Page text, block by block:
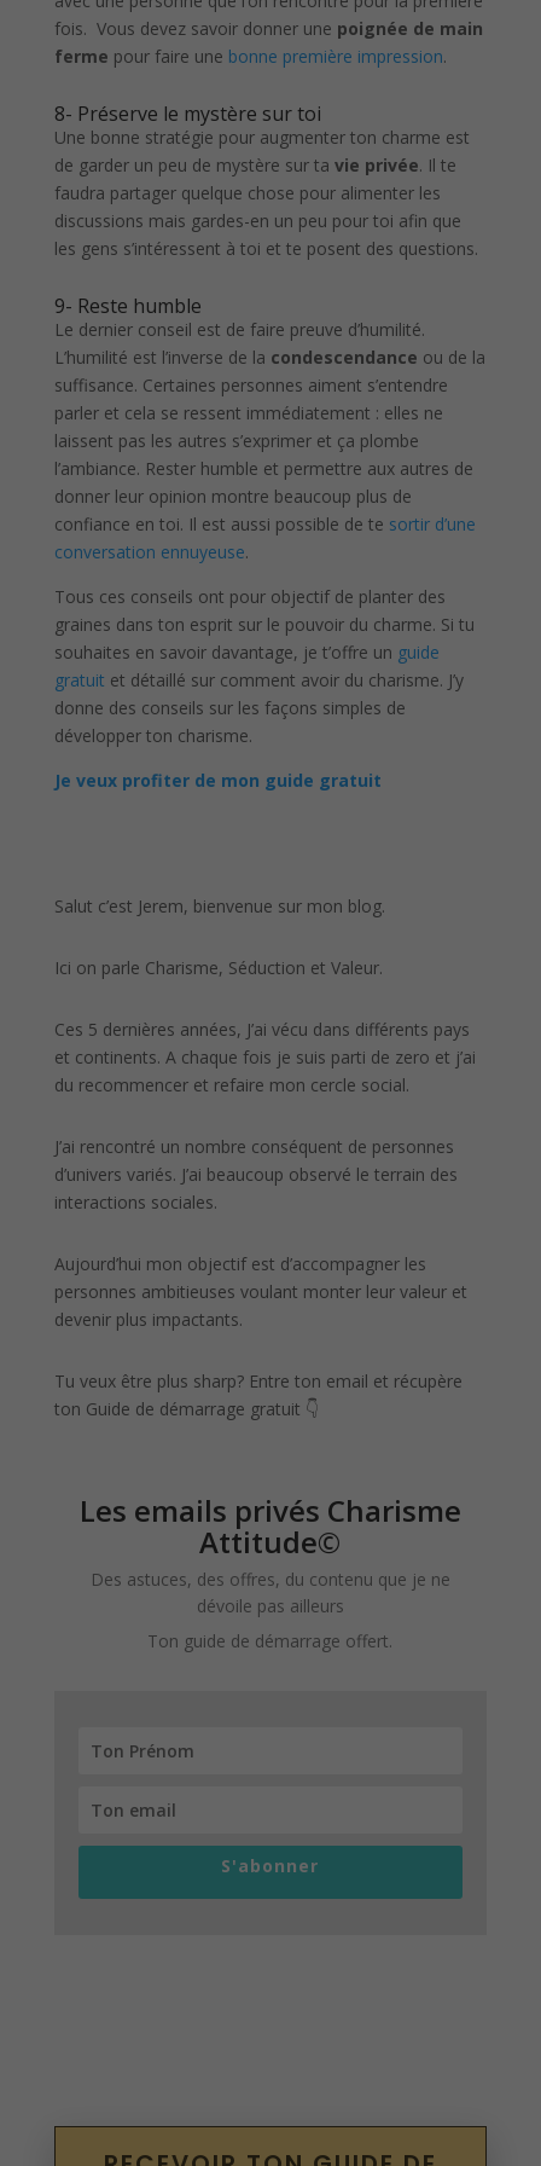
fois. Vous devez savoir donner une poignée de main
ferme pour faire une bonne première impression.
8- Préserve le mystère sur toi
Une bonne stratégie pour augmenter ton charme est
de garder un peu de mystère sur ta vie privée. Il te
faudra partager quelque chose pour alimenter les
discussions mais gardes-en un peu pour toi afin que
les gens s’intéressent à toi et te posent des questions.
9- Reste humble
Le dernier conseil est de faire preuve d’humilité.
L’humilité est l’inverse de la condescendance ou de la
suffisance. Certaines personnes aiment s’entendre
parler et cela se ressent immédiatement : elles ne
laissent pas les autres s’exprimer et ça plombe
l’ambiance. Rester humble et permettre aux autres de
donner leur opinion montre beaucoup plus de
confiance en toi. Il est aussi possible de te sortir d’une
conversation ennuyeuse.
Tous ces conseils ont pour objectif de planter des
graines dans ton esprit sur le pouvoir du charme. Si tu
souhaites en savoir davantage, je t’offre un guide
gratuit et détaillé sur comment avoir du charisme. J’y
donne des conseils sur les façons simples de
développer ton charisme.
Je veux profiter de mon guide gratuit
Salut c’est Jerem, bienvenue sur mon blog.
Ici on parle Charisme, Séduction et Valeur.
Ces 5 dernières années, J’ai vécu dans différents pays
et continents. A chaque fois je suis parti de zero et j’ai
du recommencer et refaire mon cercle social.
J’ai rencontré un nombre conséquent de personnes
d’univers variés. J’ai beaucoup observé le terrain des
interactions sociales.
Aujourd’hui mon objectif est d’accompagner les
personnes ambitieuses voulant monter leur valeur et
devenir plus impactants.
Tu veux être plus sharp? Entre ton email et récupère
ton Guide de démarrage gratuit 👇
Les emails privés Charisme
Attitude©
Des astuces, des offres, du contenu que je ne
dévoile pas ailleurs
Ton guide de démarrage offert.
S'abonner